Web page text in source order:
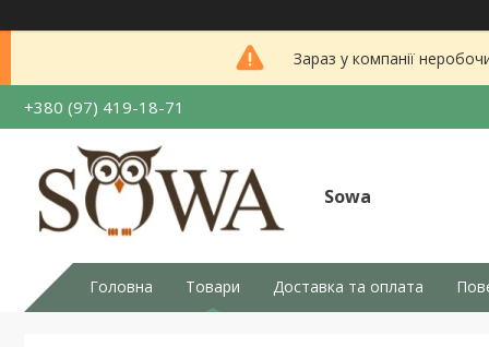
Зараз у компанії
+380 (97) 419-18-71
Sowa
Головна Товари Доставка та оплата